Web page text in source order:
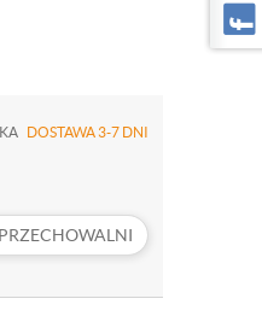
DOSTAWA 3-7 DNI